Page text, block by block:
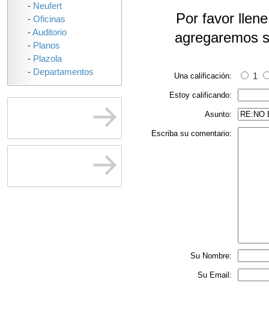
Por favor
agregaremos
Una calificación: 1
Estoy calificando:
Asunto:
Escriba su comentario:
Su Nombre:
Su Email:
- Neufert
- Oficinas
-Auditorio
- Planos
- Plazola
- Departamentos